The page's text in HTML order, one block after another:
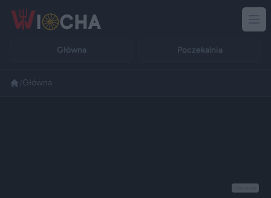
Główna Poczekalnia
Główna